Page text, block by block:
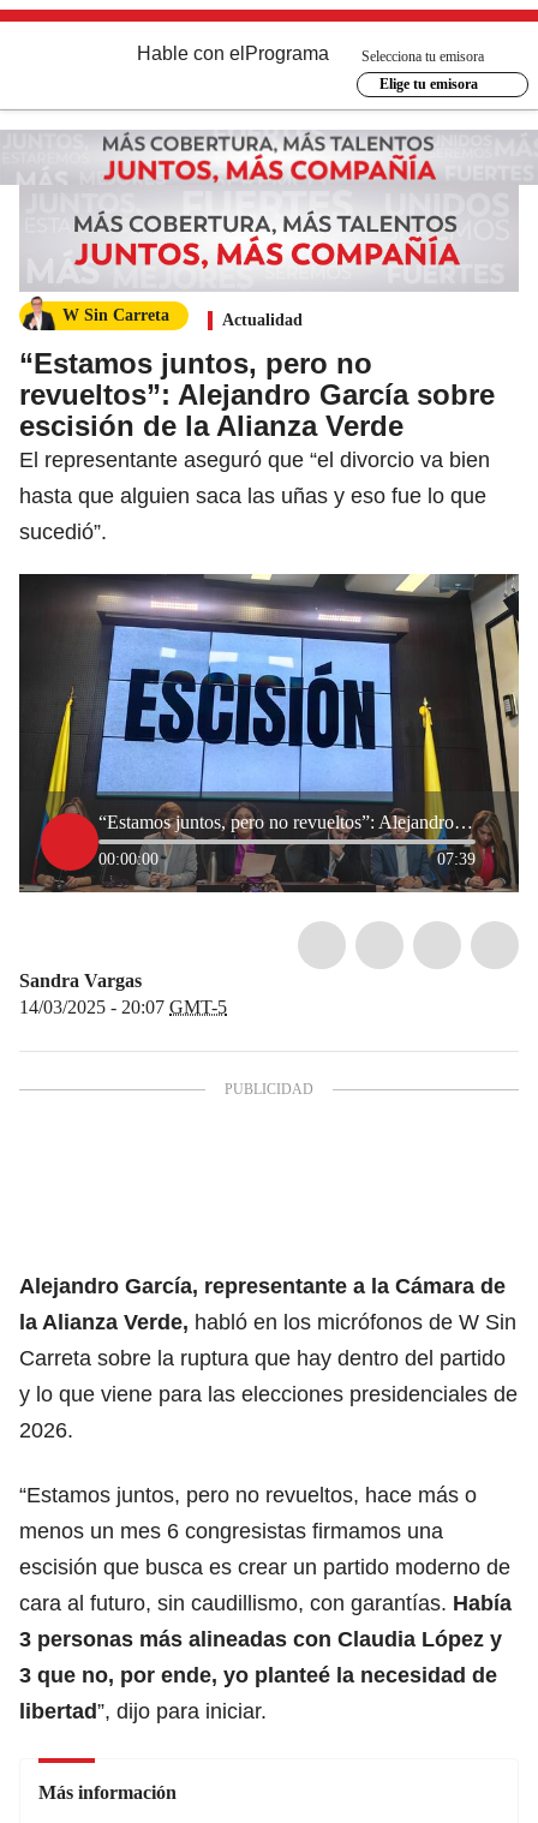
Hable con el Programa
Selecciona tu emisora
Elige tu emisora
W Sin Carreta Actualidad
“Estamos juntos, pero no
revueltos”: Alejandro García sobre
escisión de la Alianza Verde
El representante aseguró que “el divorcio va bien
hasta que alguien saca las uñas y eso fue lo que
sucedió”.
“Estamos juntos, pero no revueltos”: Alejandro García sobre escisión de la Alianza Verde
00:00:00 07:39
Sandra Vargas
14/03/2025 - 20:07 GMT-5
Alejandro García, representante a la Cámara de
la Alianza Verde, habló en los micrófonos de W Sin
Carreta sobre la ruptura que hay dentro del partido
y lo que viene para las elecciones presidenciales de
2026.
“Estamos juntos, pero no revueltos, hace más o
menos un mes 6 congresistas firmamos una
escisión que busca es crear un partido moderno de
cara al futuro, sin caudillismo, con garantías. Había
3 personas más alineadas con Claudia López y
3 que no, por ende, yo planteé la necesidad de
libertad”, dijo para iniciar.
Más información